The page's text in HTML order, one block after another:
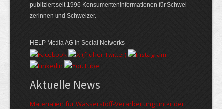
publiziert seit 1996 Konsumenten­informationen für Schwei­
zerinnen und Schweizer.
HELP Media AG in Social Networks
Aktuelle News
Materialien für Wasserstoff-Verarbeitung unter der